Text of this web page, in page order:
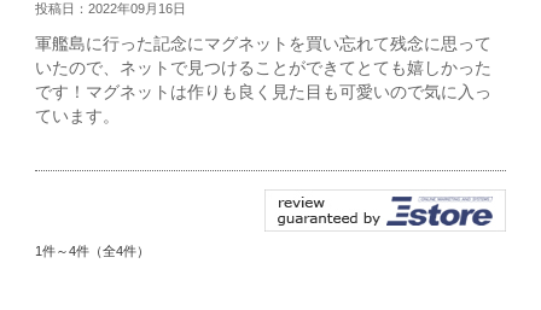
投稿日：2022年09月16日
軍艦島に行った記念にマグネットを買い忘れて残念に思って
いたので、ネットで見つけることができてとても嬉しかった
です！マグネットは作りも良く見た目も可愛いので気に入っ
ています。
1件～4件（全4件）